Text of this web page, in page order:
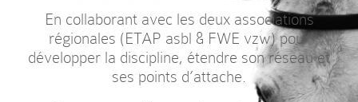
En collaborant avec les deux associations
régionales (ETAP asbl & FWE vzw) pour
développer la discipline, étendre son réseau et
ses points d’attache.